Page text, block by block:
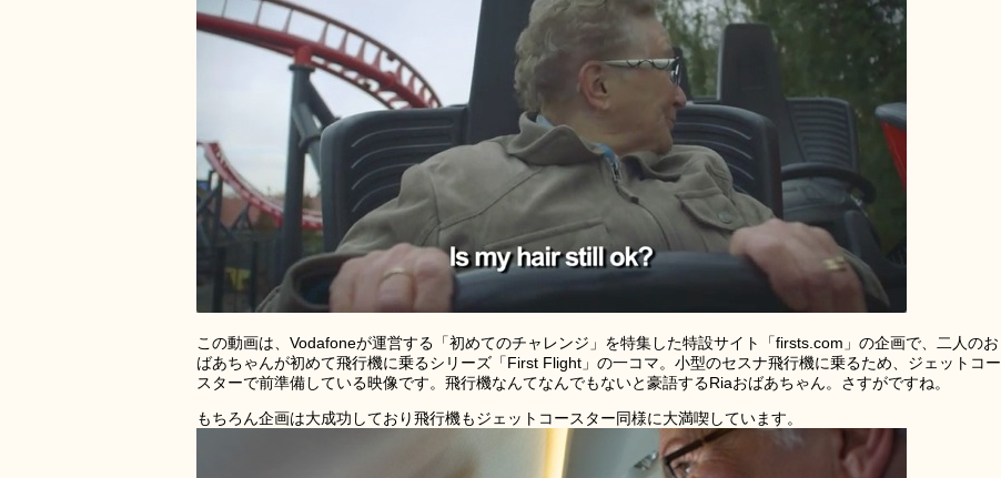
この動画は、Vodafoneが運営する「初めてのチャレンジ」を特集した特設サイト「firsts.com」の企画で、二人のお
ばあちゃんが初めて飛行機に乗るシリーズ「First Flight」の一コマ。小型のセスナ飛行機に乗るため、ジェットコー
スターで前準備している映像です。飛行機なんてなんでもないと豪語するRiaおばあちゃん。さすがですね。
もちろん企画は大成功しており飛行機もジェットコースター同様に大満喫しています。